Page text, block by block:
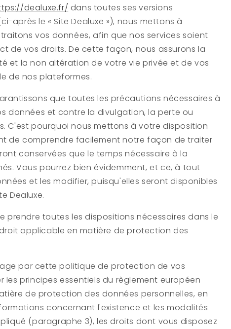
dealuxe.fr/ dans toutes ses versions
après le « Site Dealuxe »), nous mettons à
vos données, afin que nos services soient
de vos droits. De cette façon, nous assurons la
et la non altération de votre vie privée et de vos
de nos plateformes.
que toutes les précautions nécessaires à
données et contre la divulgation, la perte ou
C'est pourquoi nous mettons à votre disposition
de comprendre facilement notre façon de traiter
conservées que le temps nécessaire à la
Vous pourrez bien évidemment, et ce, à tout
et les modifier, puisqu'elles seront disponibles
Dealuxe.
prendre toutes les dispositions nécessaires dans le
applicable en matière de protection des
par cette politique de protection de vos
les principes essentiels du règlement européen
de protection des données personnelles, en
concernant l'existence et les modalités
(paragraphe 3), les droits dont vous disposez